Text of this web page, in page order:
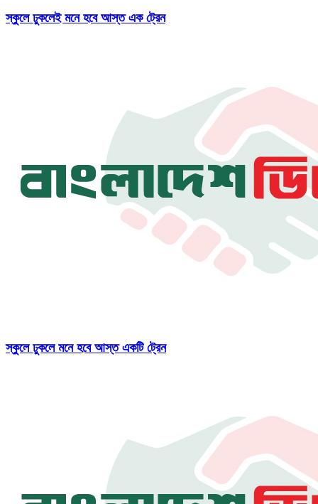
স্কুলে ঢুকলেই মনে হবে আস্ত এক ট্রেন
স্কুলে ঢুকলে মনে হবে আস্ত একটি ট্রেন